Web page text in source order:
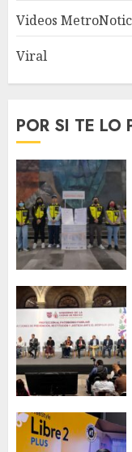
Videos
Viral
POR SI TE LO